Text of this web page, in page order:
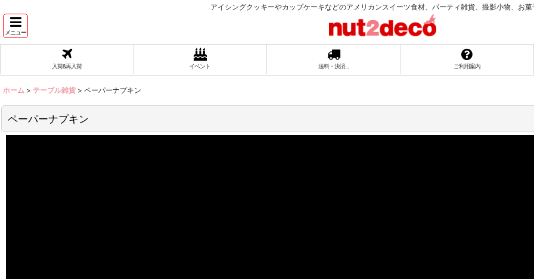
アイシングクッキーやカップケーキなどのアメリカンスイーツ食材、パーティ雑貨、撮影小物、お
メニュー
入荷&再入荷 イベント 送料・決済... ご利用案内
ホーム > テーブル雑貨 > ペーパーナプキン
ペーパーナプキン